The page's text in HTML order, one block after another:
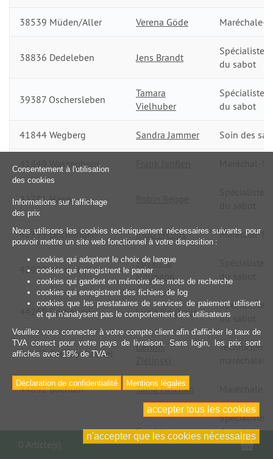
38539 Müden/Aller Verena Göde Maréchale-
38836 Dedeleben Jens Brandt
Spécialiste
du sabot
39387 Oschersleben
Tamara
Vielhuber
Spécialiste
du sabot
41844 Wegberg Sandra Jammer Soin des
41849 Wassenberg
42781 Haan
42799 Leichlingen Ingo Mebus Maréchal-
42929 Wermelskirchen
Susanna
Hillmann
du sabot
44269 Dortmund Luzie Neuhaus
Spécialiste
du sabot
44577 Castrop-Rauxel
Dennis
Technicien
44892 Bochum Tanja Paschko
Sandra
Liesenfeld
Spécialiste
du sabot
Consentement à l'utilisation
des cookies
Informations sur l'affichage
des prix
Nous utilisons les cookies techniquement nécessaires suivants pour
pouvoir mettre un site web fonctionnel à votre disposition :
cookies qui adoptent le choix de langue
cookies qui enregistrent le panier
cookies qui gardent en mémoire des mots de recherche
cookies qui enregistrent des fichiers de log
cookies que les prestataires de services de paiement utilisent
et qui n'analysent pas le comportement des utilisateurs
Veuillez vous connecter à votre compte client afin d'afficher le taux de
TVA correct pour votre pays de livraison. Sans login, les prix sont
affichés avec 19% de TVA.
Déclaration de confidentialité Mentions légales
accepter tous les cookies
n'accepter que les cookies nécessaires